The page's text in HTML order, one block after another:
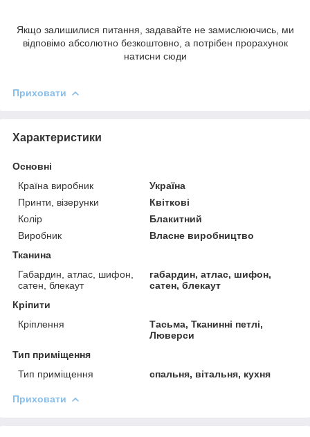
Якщо залишилися питання, задавайте не замислюючись, ми
відповімо абсолютно безкоштовно, а потрібен прорахунок
натисни сюди
Приховати
Характеристики
Основні
Країна виробник
Україна
Принти, візерунки
Квіткові
Колір
Блакитний
Виробник
Власне виробництво
Тканина
Габардин, атлас, шифон,
сатен, блекаут
габардин, атлас, шифон,
сатен, блекаут
Кріпити
Кріплення
Тасьма, Тканинні петлі,
Люверси
Тип приміщення
Тип приміщення
спальня, вітальня, кухня
Приховати